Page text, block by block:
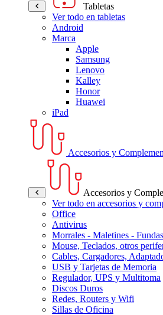
Tabletas
Ver todo en tabletas
Android
Marca
Apple
Samsung
Lenovo
Kalley
Honor
Huawei
iPad
Accesorios y
Accesorios y
Ver todo en accesorios y
Office
Antivirus
Morrales - Maletines - Fundas
Mouse, Teclados, otros
Cables, Cargadores,
USB y Tarjetas de Memoria
Regulador, UPS y Multitoma
Discos Duros
Redes, Routers y Wifi
Sillas de Oficina